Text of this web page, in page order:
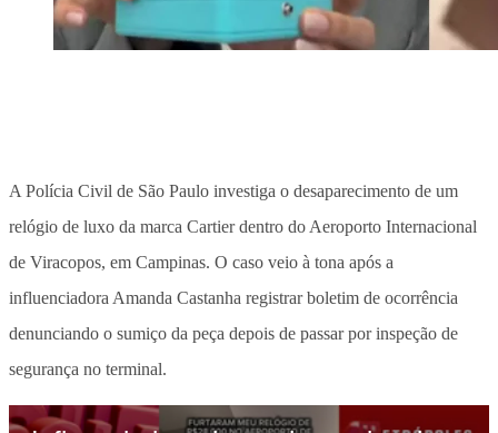
A Polícia Civil de São Paulo investiga o desaparecimento de um
relógio de luxo da marca Cartier dentro do Aeroporto Internacional
de Viracopos, em Campinas. O caso veio à tona após a
influenciadora Amanda Castanha registrar boletim de ocorrência
denunciando o sumiço da peça depois de passar por inspeção de
segurança no terminal.